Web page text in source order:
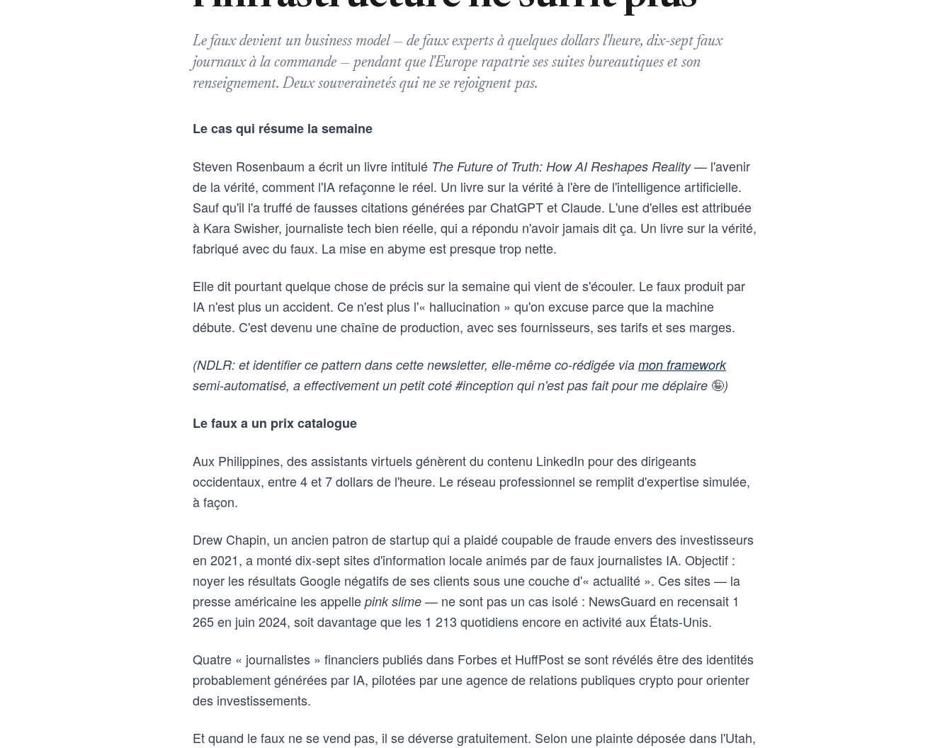
Le faux devient un business model — de faux experts à quelques dollars l'heure, dix-sept faux
journaux à la commande — pendant que l'Europe rapatrie ses suites bureautiques et son
renseignement. Deux souverainetés qui ne se rejoignent pas.
Le cas qui résume la semaine
Steven Rosenbaum a écrit un livre intitulé The Future of Truth: How AI Reshapes Reality— l'avenir
de la vérité, comment l'IA refaçonne le réel. Un livre sur la vérité à l'ère de l'intelligence artificielle.
Sauf qu'il l'a truffé de fausses citations générées par ChatGPT et Claude. L'une d'elles est attribuée
à Kara Swisher, journaliste tech bien réelle, qui a répondu n'avoir jamais dit ça. Un livre sur la vérité,
fabriqué avec du faux. La mise en abyme est presque trop nette.
Elle dit pourtant quelque chose de précis sur la semaine qui vient de s'écouler. Le faux produit par
IA n'est plus un accident. Ce n'est plus l'« hallucination » qu'on excuse parce que la machine
débute. C'est devenu une chaîne de production, avec ses fournisseurs, ses tarifs et ses marges.
(NDLR: et identifier ce pattern dans cette newsletter, elle-même co-rédigée via mon framework
semi-automatisé, a effectivement un petit coté #inception qui n'est pas fait pour me déplaire 🤪)
Le faux a un prix catalogue
Aux Philippines, des assistants virtuels génèrent du contenu LinkedIn pour des dirigeants
occidentaux, entre 4 et 7 dollars de l'heure. Le réseau professionnel se remplit d'expertise simulée,
à façon.
Drew Chapin, un ancien patron de startup qui a plaidé coupable de fraude envers des investisseurs
en 2021, a monté dix-sept sites d'information locale animés par de faux journalistes IA. Objectif :
noyer les résultats Google négatifs de ses clients sous une couche d'« actualité ». Ces sites — la
presse américaine les appelle pink slime — ne sont pas un cas isolé : NewsGuard en recensait 1
265 en juin 2024, soit davantage que les 1 213 quotidiens encore en activité aux États-Unis.
Quatre « journalistes » financiers publiés dans Forbes et HuffPost se sont révélés être des identités
probablement générées par IA, pilotées par une agence de relations publiques crypto pour orienter
des investissements.
Et quand le faux ne se vend pas, il se déverse gratuitement. Selon une plainte déposée dans l'Utah,